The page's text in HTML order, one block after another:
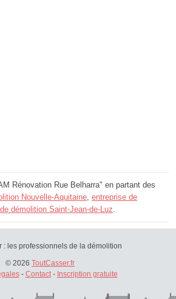
Rénovation Rue Belharra" en partant des
Nouvelle-Aquitaine, entreprise de
démolition Saint-Jean-de-Luz.
: les professionnels de la démolition
© 2026 ToutCasser.fr
- Contact- Inscription gratuite